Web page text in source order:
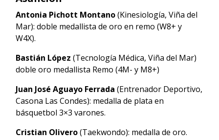
Antonia Pichott Montano(Kinesiología, Viña del
Mar): doble medallista de oro en remo (W8+ y
W4X).
Bastián López (Tecnología Médica, Viña del Mar)
doble oro medallista Remo (4M- y M8+)
Juan José Aguayo Ferrada (Entrenador Deportivo,
Casona Las Condes): medalla de plata en
básquetbol 3×3 varones.
Cristian Olivero(Taekwondo): medalla de oro.